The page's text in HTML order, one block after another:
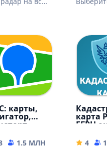
на авто
карты,
1.5 МЛН
296.71 MB
карта
ЕГРН
4